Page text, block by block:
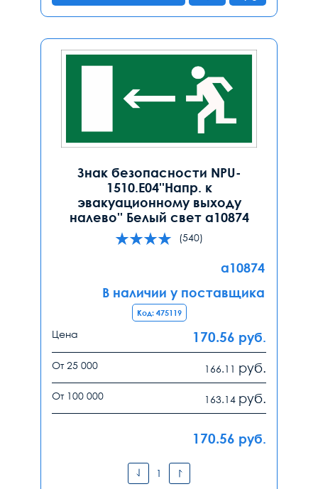
Знак безопасности NPU-
1510.E04''Напр. к
эвакуационному выходу
налево'' Белый свет a10874
(540)
a10874
В наличии у поставщика
Код: 475119
Цена 170.56 руб.
От 25 000 166.11 руб.
От 100 000 163.14 руб.
170.56 руб.